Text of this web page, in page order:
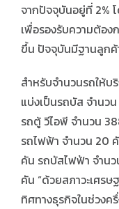
จากปัจจุบันอยู่ที่ 2%
เพื่อรองรับความต้อง
ขึ้น ปัจจุบันมีฐานลูกค้
สำหรับจำนวนรถให้
แบ่งเป็นรถบัส จำนว
รถตู้ วีไอพี จำนวน
รถไฟฟ้า จำนวน 20
คัน รถบัสไฟฟ้า จำน
คัน “ด้วยสภาวะเศร
ทิศทางธุรกิจในช่วงค